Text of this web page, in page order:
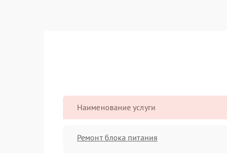
Наименование услуги
Ремонт блока питания